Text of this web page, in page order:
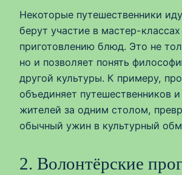
Некоторые путешественники
берут участие в мастер-
приготовлению блюд. Это не
но и позволяет понять
другой культуры. К примеру,
объединяет путешественников
жителей за одним столом,
обычный ужин в культурный
2. Волонтёрские